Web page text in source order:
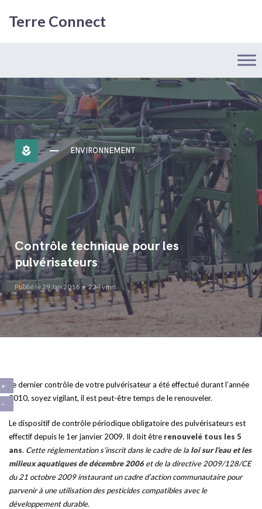
Terre Connect
local_florist ENVIRONNEMENT
Contrôle technique pour les
pulvérisateurs
Publié le 29 Jan 2016 224 vues
Le dernier contrôle de votre pulvérisateur a été effectué durant l’année
2010, soyez vigilant, il est peut-être temps de le renouveler.
Le dispositif de contrôle périodique obligatoire des pulvérisateurs est
effectif depuis le 1er janvier 2009. Il doit être renouvelé tous les 5
ans. Cette réglementation s’inscrit dans le cadre de la loi sur l’eau et les
milieux aquatiques de décembre 2006et de la directive 2009/128/CE
du 21 octobre 2009 instaurant un cadre d’action communautaire pour
parvenir à une utilisation des pesticides compatibles avec le
développement durable.